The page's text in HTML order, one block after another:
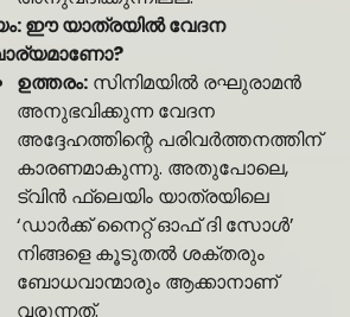
ഈ യാത്രയിൽ വേദന
ഉത്തരം: സിനിമയിൽ രഘുരാമൻ
അനുഭവിക്കുന്ന വേദന
അദ്ദേഹത്തിന്റെ പരിവർത്തനത്തിന്
കാരണമാകുന്നു. അതുപോലെ,
ട്വിൻ ഫ്ലെയിം യാത്രയിലെ
‘ഡാർക്ക് നൈറ്റ് ഓഫ് ദി സോൾ’
നിങ്ങളെ കൂടുതൽ ശക്തരും
ബോധവാന്മാരും ആക്കാനാണ്
വരുന്നത്.